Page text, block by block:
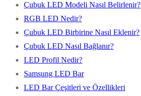
Çubuk LED Modeli Nasıl Belirlenir?
RGB LED Nedir?
Çubuk LED Birbirine Nasıl Eklenir?
Çubuk LED Nasıl Bağlanır?
LED Profil Nedir?
Samsung LED Bar
LED Bar Çeşitleri ve Özellikleri